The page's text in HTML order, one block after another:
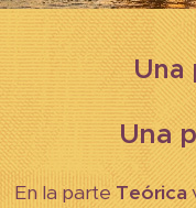
Una
Una
En la parte Teórica